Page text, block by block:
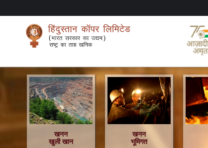
खनन
खुली खान
खनन
भूमिगत